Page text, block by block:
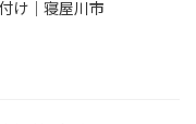
け｜寝屋川市